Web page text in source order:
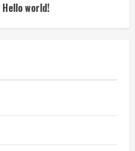
Hello world!